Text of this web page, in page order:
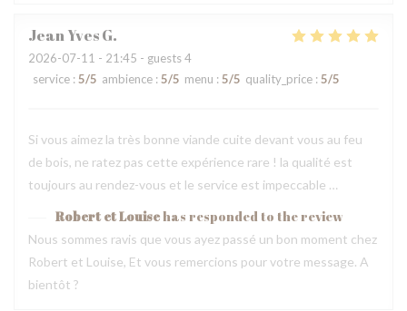
Jean YvesG
2026-07-11 - 21:45 - guests 4
service : 5/5 ambience : 5/5 menu : 5/5 quality_price : 5/5
Si vous aimez la très bonne viande cuite devant vous au feu
de bois, ne ratez pas cette expérience rare ! la qualité est
toujours au rendez-vous et le service est impeccable …
Robert et Louisehas responded to the review
Nous sommes ravis que vous ayez passé un bon moment chez
Robert et Louise, Et vous remercions pour votre message. A
bientôt ?